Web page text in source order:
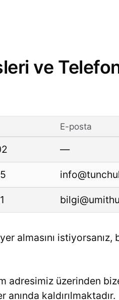
ve
E-posta
—
almasını istiyorsanız,
adresimiz üzerinden
kaldırılmaktadır.